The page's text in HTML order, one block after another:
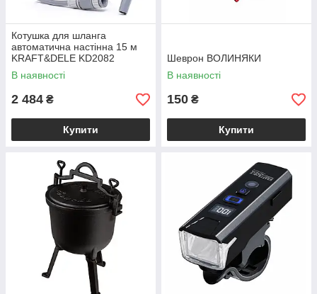
Котушка для шланга
автоматична настінна 15 м
KRAFT&DELE KD2082
В наявності
2 484 ₴
Купити
Шеврон ВОЛИНЯКИ
В наявності
150 ₴
Купити